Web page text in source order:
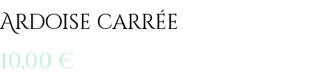
Ardoise carrée
10,00 €